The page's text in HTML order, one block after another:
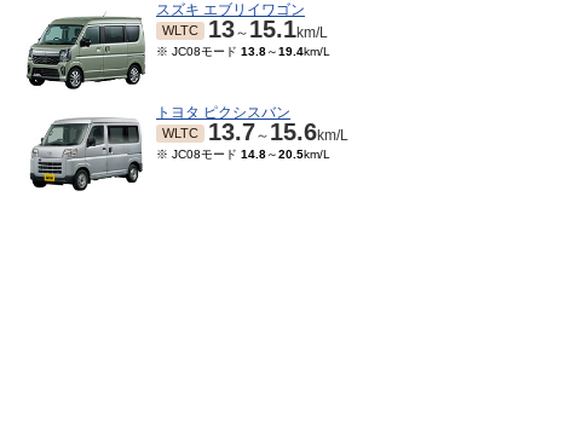
スズキ エブリイワゴン
WLTC 13～ 15.1km/L
※ JC08モード 13.8～19.4km/L
トヨタ ピクシスバン
WLTC 13.7～ 15.6km/L
※ JC08モード 14.8～20.5km/L